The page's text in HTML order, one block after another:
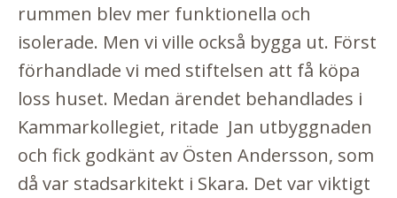
rummen blev mer funktionella och
isolerade. Men vi ville också bygga ut. Först
förhandlade vi med stiftelsen att få köpa
loss huset. Medan ärendet behandlades i
Kammarkollegiet, ritade Jan utbyggnaden
och fick godkänt av Östen Andersson, som
då var stadsarkitekt i Skara. Det var viktigt